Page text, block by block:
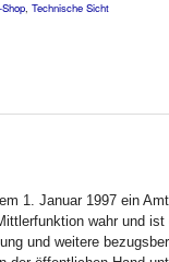
Technische Sicht
1. Januar 1997 ein
wahr und
und weitere